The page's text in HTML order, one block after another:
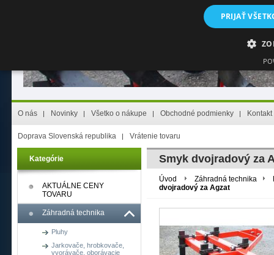
O nás Novinky Všetko o nákupe Obchodné podmienky Kontakt
Doprava Slovenská republika Vrátenie tovaru
Kategórie
AKTUÁLNE CENY
TOVARU
Záhradná technika
Pluhy
Jarkovače, hrobkovače,
vyorávače, oborávacie
Smyk dvojradový za
Úvod Záhradná technika
dvojradový za Agzat
PRIJAŤ
Nevyhnutne potrebné súbory cookie umožňujú základné funkcie webovej
nevyhnutne potrebných súborov cookie.
Meno
platnosti
Opis
PHPSESSID
PHP.net
www.shop.agrobon.sk
Cookies
relácie
Cookie
premenných
špecifický pre
CookieScriptConsent
CookieScript
www.shop.agrobon.sk
mesiac
Tento súbor
_GRECAPTCHA
www.google.com
6
mesiacov
Google